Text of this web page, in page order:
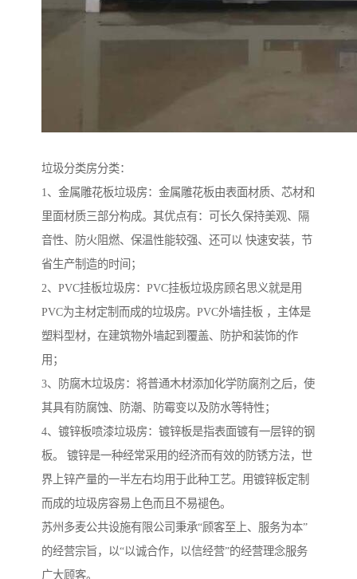
垃圾分类房分类：
1、金属雕花板垃圾房：金属雕花板由表面材质、芯材和
里面材质三部分构成。其优点有：可长久保持美观、隔
音性、防火阻燃、保温性能较强、还可以 快速安装，节
省生产制造的时间；
2、PVC挂板垃圾房：PVC挂板垃圾房顾名思义就是用
PVC为主材定制而成的垃圾房。PVC外墙挂板 ，主体是
塑料型材，在建筑物外墙起到覆盖、防护和装饰的作
用；
3、防腐木垃圾房：将普通木材添加化学防腐剂之后，使
其具有防腐蚀、防潮、防霉变以及防水等特性；
4、镀锌板喷漆垃圾房：镀锌板是指表面镀有一层锌的钢
板。 镀锌是一种经常采用的经济而有效的防锈方法，世
界上锌产量的一半左右均用于此种工艺。用镀锌板定制
而成的垃圾房容易上色而且不易褪色。
苏州多麦公共设施有限公司秉承“顾客至上、服务为本”
的经营宗旨，以“以诚合作，以信经营”的经营理念服务
广大顾客。